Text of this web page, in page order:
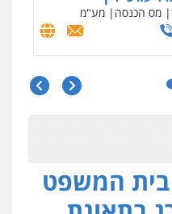
צווארון לבן
הלבנת הון
בית המשפט